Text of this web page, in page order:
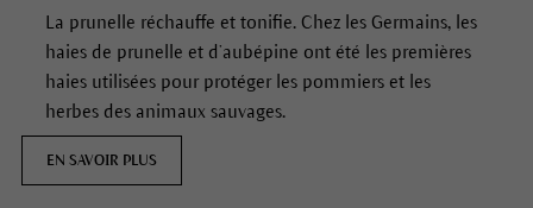
La prunelle réchauffe et tonifie. Chez les Germains, les
haies de prunelle et d’aubépine ont été les premières
haies utilisées pour protéger les pommiers et les
herbes des animaux sauvages.
EN SAVOIR PLUS